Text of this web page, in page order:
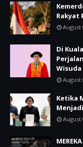
Rakyat
August
Di
Wisuda
August
Ketika
August